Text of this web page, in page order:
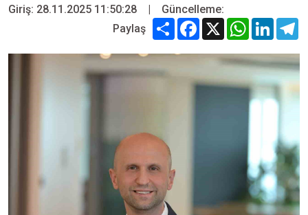
Giriş: 28.11.2025 11:50:28 |
Güncelleme:
Paylaş
Share Facebook
X WhatsApp